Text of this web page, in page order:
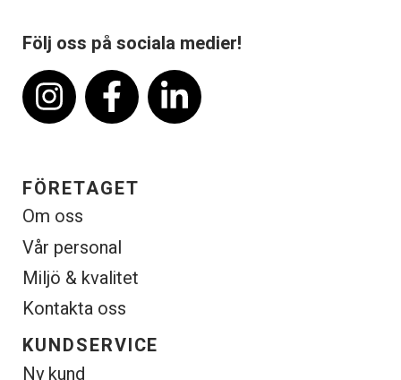
Följ oss på sociala medier!
FÖRETAGET
Om oss
Vår personal
Miljö & kvalitet
Kontakta oss
KUNDSERVICE
Ny kund